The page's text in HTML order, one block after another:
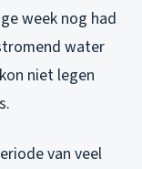
week nog had
water
niet legen
van veel